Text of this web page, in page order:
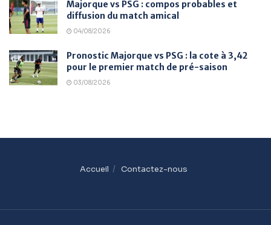
Majorque vs PSG : compos probables et
diffusion du match amical
04/08/2026
Pronostic Majorque vs PSG : la cote à 3,42
pour le premier match de pré-saison
03/08/2026
Accueil Contactez-nous